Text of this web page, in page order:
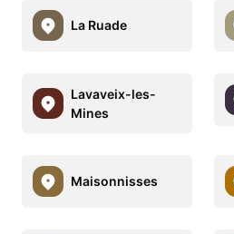
La Ruade
Lavaveix-les-
Mines
Maisonnisses